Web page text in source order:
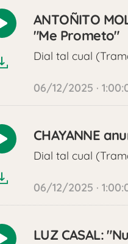
Reproducir
ANTOÑITO
"Me Prometo"
Dial tal cual
06/12/2025 ·
Reproducir
CHAYANNE
Dial tal cual
06/12/2025 ·
LUZ CASAL: